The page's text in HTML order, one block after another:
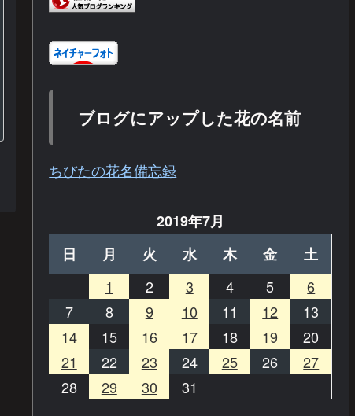
ブログにアップした花の名前
ちびたの花名備忘録
2019年7月
日
月 火 水 木 金
土
1
2 3 4 5
6
7
8 9 10 11 12
13
14
15 16 17 18 19
20
21
22 23 24 25 26
27
28
29 30
31